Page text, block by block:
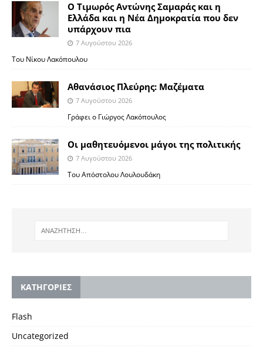
Ο Τιμωρός Αντώνης Σαμαράς και η
Ελλάδα και η Νέα Δημοκρατία που δεν
υπάρχουν πια
7 Αυγούστου 2026
Του Νίκου Λακόπουλου
Αθανάσιος Πλεύρης: Μαζέματα
7 Αυγούστου 2026
Γράφει ο Γιώργος Λακόπουλος
Οι μαθητευόμενοι μάγοι της πολιτικής
7 Αυγούστου 2026
Του Απόστολου Λουλουδάκη
KΑΤΗΓΟΡΙΕΣ
Flash
Uncategorized